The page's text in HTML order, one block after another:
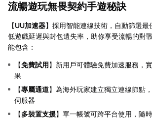
流暢遊玩無畏契約手遊秘訣
【UU加速器】採用智能連線技術，自動篩選
低遊戲延遲與封包遺失率，助你享受流暢的對
能包含：
【免費試用】新用戶可體驗免費加速服務，
果
【專屬通道】為海外玩家建立獨立連線節點
伺服器
【多裝置支援】單一帳號可跨平台使用，隨